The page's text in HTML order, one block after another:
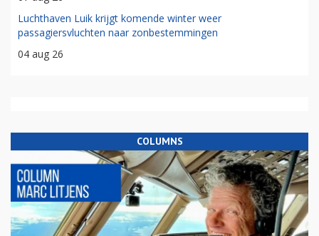
Luchthaven Luik krijgt komende winter weer
passagiersvluchten naar zonbestemmingen
04 aug 26
COLUMNS